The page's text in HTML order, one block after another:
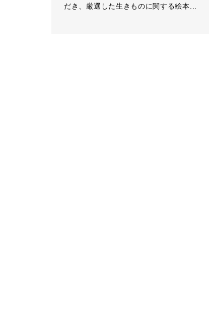
だき、厳選した生きものに関する絵本...